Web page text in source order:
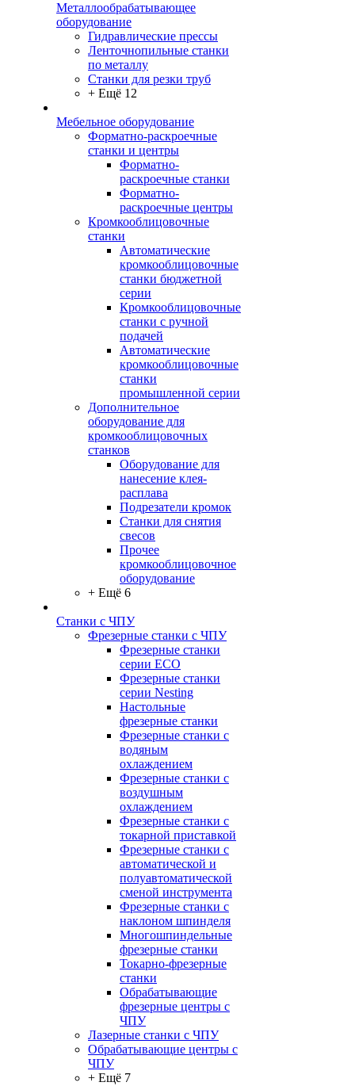
Металлообрабатывающее
оборудование
Гидравлические прессы
Ленточнопильные станки
по металлу
Станки для резки труб
+ Ещё 12
Мебельное оборудование
Форматно-раскроечные
станки и центры
Форматно-
раскроечные станки
Форматно-
раскроечные центры
Кромкооблицовочные
станки
Автоматические
кромкооблицовочные
станки бюджетной
серии
Кромкооблицовочные
станки с ручной
подачей
Автоматические
кромкооблицовочные
станки
промышленной серии
Дополнительное
оборудование для
кромкооблицовочных
станков
Оборудование для
нанесение клея-
расплава
Подрезатели кромок
Станки для снятия
свесов
Прочее
кромкооблицовочное
оборудование
+ Ещё 6
Станки с ЧПУ
Фрезерные станки с ЧПУ
Фрезерные станки
серии ECO
Фрезерные станки
серии Nesting
Настольные
фрезерные станки
Фрезерные станки с
водяным
охлаждением
Фрезерные станки с
воздушным
охлаждением
Фрезерные станки с
токарной приставкой
Фрезерные станки с
автоматической и
полуавтоматической
сменой инструмента
Фрезерные станки с
наклоном шпинделя
Многошпиндельные
фрезерные станки
Токарно-фрезерные
станки
Обрабатывающие
фрезерные центры с
ЧПУ
Лазерные станки с ЧПУ
Обрабатывающие центры с
ЧПУ
+ Ещё 7